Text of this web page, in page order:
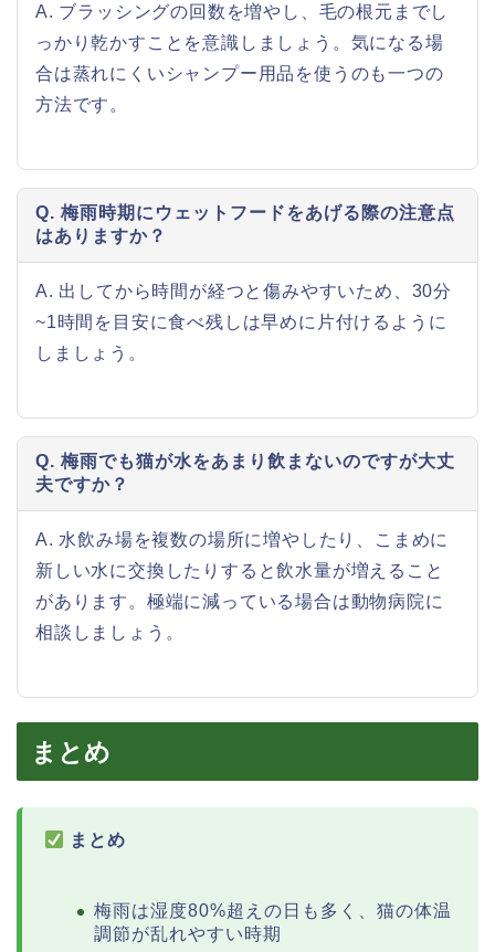
A. ブラッシングの回数を増やし、毛の根元までし
っかり乾かすことを意識しましょう。気になる場
合は蒸れにくいシャンプー用品を使うのも一つの
方法です。
Q. 梅雨時期にウェットフードをあげる際の注意点
はありますか？
A. 出してから時間が経つと傷みやすいため、30分
~1時間を目安に食べ残しは早めに片付けるように
しましょう。
Q. 梅雨でも猫が水をあまり飲まないのですが大丈
夫ですか？
A. 水飲み場を複数の場所に増やしたり、こまめに
新しい水に交換したりすると飲水量が増えること
があります。極端に減っている場合は動物病院に
相談しましょう。
まとめ
まとめ
梅雨は湿度80%超えの日も多く、猫の体温
調節が乱れやすい時期